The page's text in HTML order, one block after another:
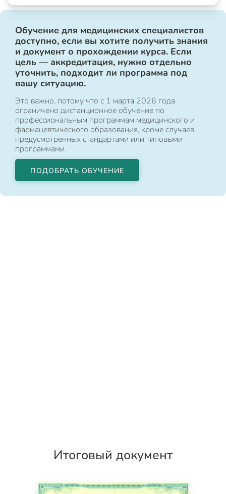
Обучение для медицинских специалистов
доступно, если вы хотите получить знания
и документ о прохождении курса. Если
цель — аккредитация, нужно отдельно
уточнить, подходит ли программа под
вашу ситуацию.
Это важно, потому что с 1 марта 2026 года
ограничено дистанционное обучение по
профессиональным программам медицинского и
фармацевтического образования, кроме случаев,
предусмотренных стандартами или типовыми
программами.
ПОДОБРАТЬ ОБУЧЕНИЕ
Итоговый документ